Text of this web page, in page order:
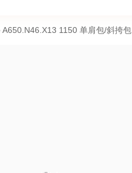
1150 单肩包/斜挎包